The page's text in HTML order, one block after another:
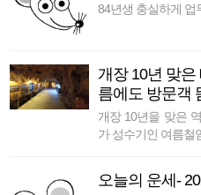
84년생 충실하게 업
개장 10년 맞은
름에도 방문객
개장 10년을 맞은
가 성수기인 여름철
오늘의 운세-